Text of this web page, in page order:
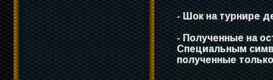
- Шок на турнире
- Полученные на
Специальным
полученные